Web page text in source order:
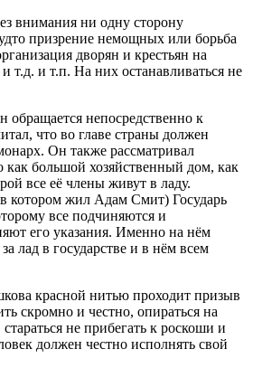
внимания ни одну сторону
призрение немощных или борьба
дворян и крестьян на
т.д. и т.п. На них останавливаться не
обращается непосредственно к
что во главе страны должен
Он также рассматривал
как большой хозяйственный дом, как
все её члены живут в ладу.
котором жил Адам Смит) Государь
все подчиняются и
его указания. Именно на нём
лад в государстве и в нём всем
красной нитью проходит призыв
скромно и честно, опираться на
не прибегать к роскоши и
должен честно исполнять свой